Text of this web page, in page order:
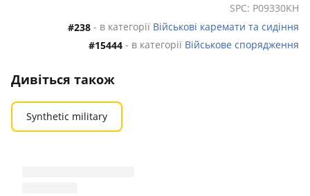
SPC: P09330KH
#238 - в категорії Військові каремати та сидіння
#15444 - в категорії Військове спорядження
Дивіться також
Synthetic military